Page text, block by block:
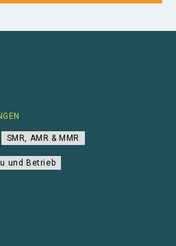
SMR, AMR & MMR
und Betrieb